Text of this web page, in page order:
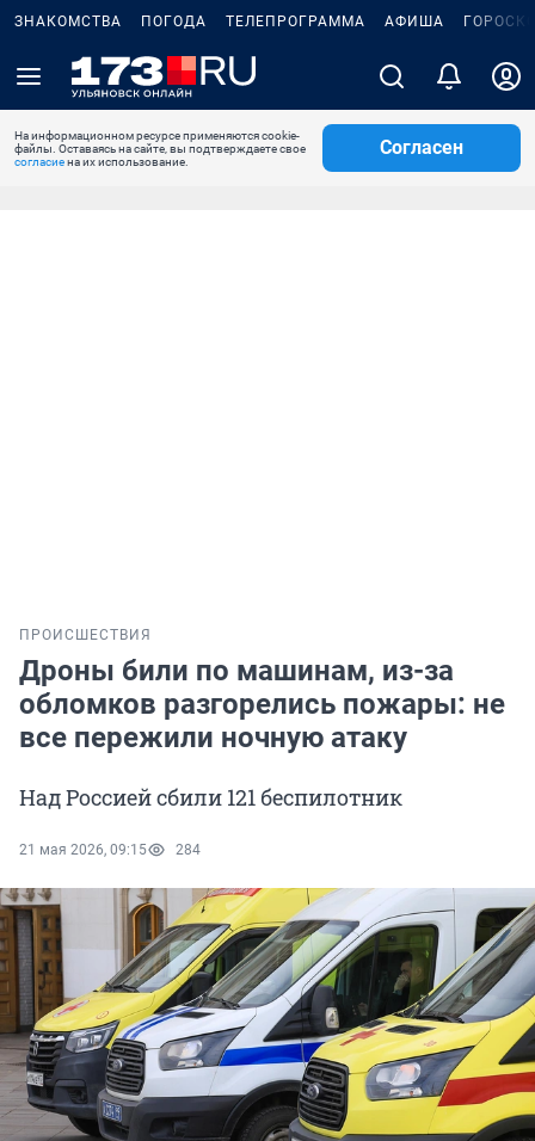
ЗНАКОМСТВА ПОГОДА ТЕЛЕПРОГРАММА АФИША
На информационном ресурсе применяются cookie-
файлы. Оставаясь на сайте, вы подтверждаете свое
согласиена их использование.
Согласен
ПРОИСШЕСТВИЯ
Дроны били по машинам, из-за
обломков разгорелись пожары: не
все пережили ночную атаку
Над Россией сбили 121 беспилотник
21 мая 2026, 09:15 284